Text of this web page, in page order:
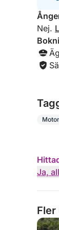
Nej.
Ja,
Fler